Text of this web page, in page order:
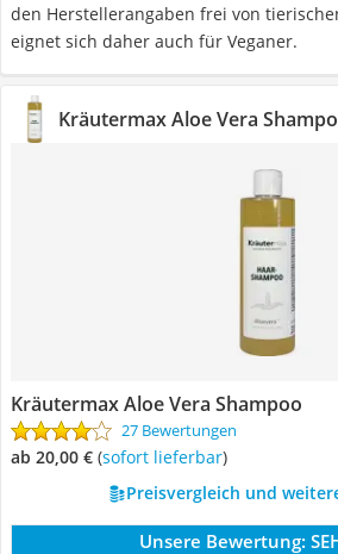
den Herstellerangaben frei von
eignet sich daher auch für Veganer.
Kräutermax Aloe Vera
Kräutermax Aloe Vera Shampoo
27 Bewertungen
ab 20,00 € ( Sofort lieferbar)
Preisvergleich und
Unsere Bewertung: